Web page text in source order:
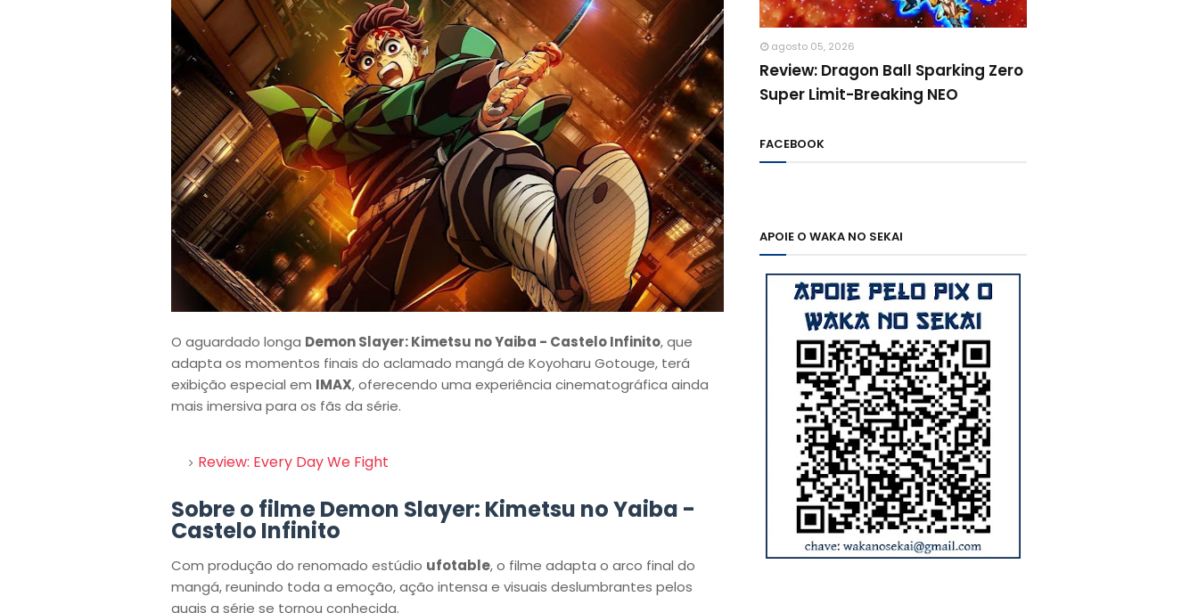
O aguardado longa Demon Slayer: Kimetsu no Yaiba - Castelo Infinito, que
adapta os momentos finais do aclamado mangá de Koyoharu Gotouge, terá
exibição especial em IMAX, oferecendo uma experiência cinematográfica ainda
mais imersiva para os fãs da série.
Review: Every Day We Fight
Sobre o filme Demon Slayer: Kimetsu no Yaiba -
Castelo Infinito
Com produção do renomado estúdio ufotable, o filme adapta o arco final do
mangá, reunindo toda a emoção, ação intensa e visuais deslumbrantes pelos
quais a série se tornou conhecida.
agosto 05, 2026
Review: Dragon Ball Sparking Zero
Super Limit-Breaking NEO
FACEBOOK
APOIE O WAKA NO SEKAI